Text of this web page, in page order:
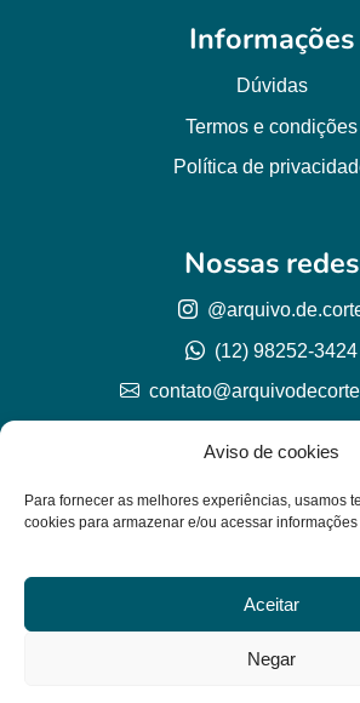
Aviso de cookies
Para fornecer as melhores experiências, usamos
cookies para armazenar e/ou acessar
Aceitar
Negar
Informações
Dúvidas
Termos e condições
Política de
© Arquivo de corte
CNPJ 57.978.789/
Lh Graphic Designer
Nossas redes
(12) 98252-3424